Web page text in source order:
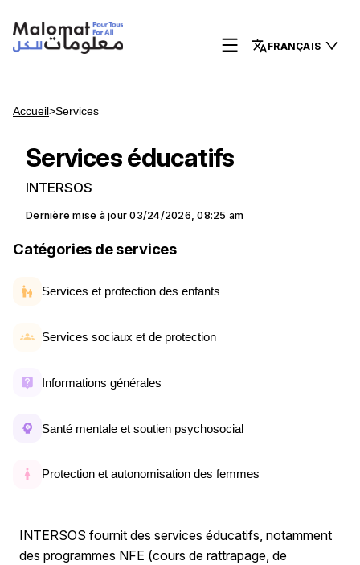
FRANÇAIS
Accueil>Services
Services éducatifs
INTERSOS
Dernière mise à jour 03/24/2026, 08:25 am
Catégories de services
Services et protection des enfants
Services sociaux et de protection
Informations générales
Santé mentale et soutien psychosocial
Protection et autonomisation des femmes
INTERSOS fournit des services éducatifs, notamment
des programmes NFE (cours de rattrapage, de